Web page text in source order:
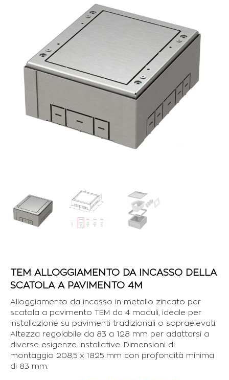
TEM ALLOGGIAMENTO DA INCASSO DELLA
SCATOLA A PAVIMENTO 4M
Alloggiamento da incasso in metallo zincato per
scatola a pavimento TEM da 4 moduli, ideale per
installazione su pavimenti tradizionali o sopraelevati.
Altezza regolabile da 83 a 128 mm per adattarsi a
diverse esigenze installative. Dimensioni di
montaggio 208,5 x 1825 mm con profondità minima
di 83 mm.